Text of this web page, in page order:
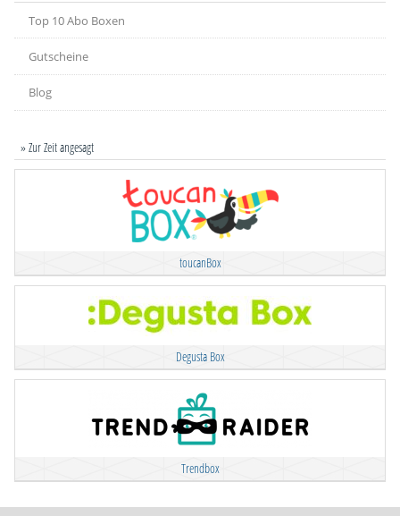
Top 10 Abo Boxen
Gutscheine
Blog
» Zur Zeit angesagt
toucanBox
Degusta Box
Trendbox